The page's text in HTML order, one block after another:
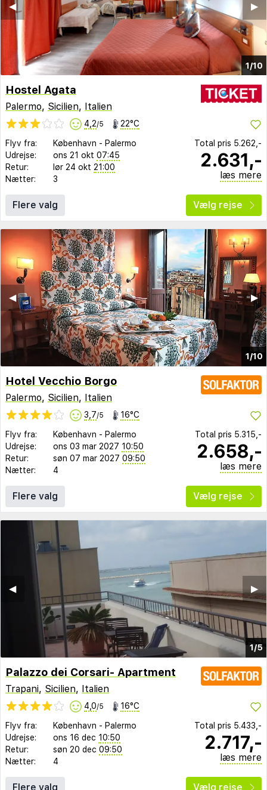
1/10
▶︎
◀︎
Hostel Agata
Palermo, Sicilien, Italien
4,2/5 22°C
Flyv fra: København - Palermo
Udrejse:
ons 21 okt 07:45
Retur:
lør 24 okt 21:00
Nætter:
3
Total pris 5.262,-
2.631,-
læs mere
Flere valg Vælg rejse
1/10
▶︎
◀︎
Hotel Vecchio Borgo
Palermo, Sicilien, Italien
3,7/5 16°C
Flyv fra: København - Palermo
Udrejse:
ons 03 mar 2027 10:50
Retur:
søn 07 mar 2027 09:50
Nætter:
4
Total pris 5.315,-
2.658,-
læs mere
Flere valg Vælg rejse
1/5
▶︎
◀︎
Palazzo dei Corsari- Apartment
Trapani, Sicilien, Italien
4,0/5 16°C
Flyv fra: København - Palermo
Udrejse:
ons 16 dec 10:50
Retur:
søn 20 dec 09:50
Nætter:
4
Total pris 5.433,-
2.717,-
læs mere
Flere valg Vælg rejse